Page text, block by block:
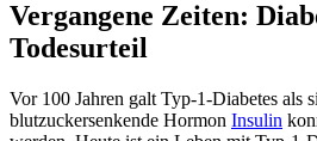
Vergangene Zeiten:
Todesurteil
Vor 100 Jahren galt Typ-1-Diabetes als
blutzuckersenkende Hormon Insulin